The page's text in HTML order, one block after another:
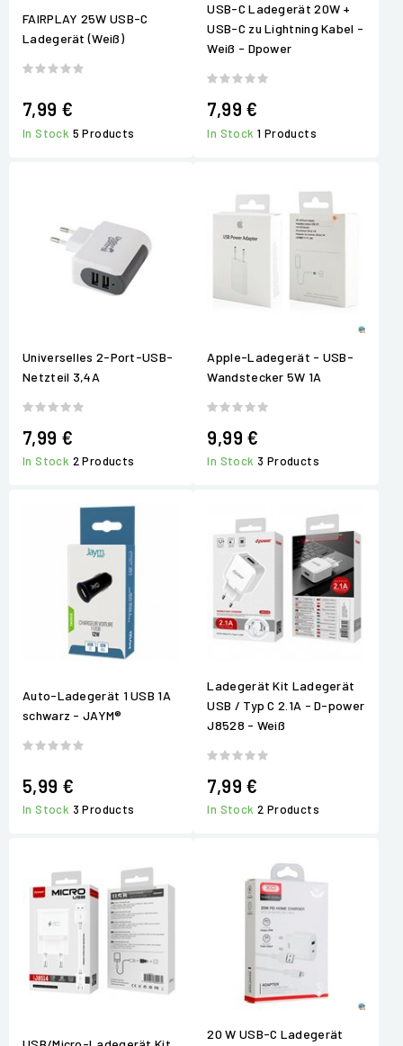
FAIRPLAY 25W USB-C
Ladegerät (Weiß)
7,99 €
In Stock 5 Products
USB-C Ladegerät 20W +
USB-C zu Lightning Kabel -
Weiß - Dpower
7,99 €
In Stock1 Products
Universelles 2-Port-USB-
Netzteil 3,4A
7,99 €
In Stock 2 Products
Apple-Ladegerät - USB-
Wandstecker 5W 1A
9,99 €
In Stock 3 Products
Auto-Ladegerät 1 USB 1A
schwarz - JAYM®
5,99 €
In Stock 3 Products
Ladegerät Kit Ladegerät
USB / Typ C 2.1A - D-power
J8528 - Weiß
7,99 €
In Stock2 Products
20 W USB-C Ladegerät